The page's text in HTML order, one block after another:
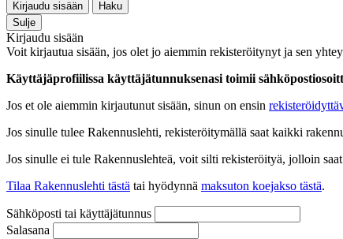
Kirjaudu sisään
Haku
Sulje
Kirjaudu sisään
Voit kirjautua sisään, jos olet jo aiemmin rekisteröitynyt ja sen
Käyttäjäprofiilissa käyttäjätunnuksenasi toimii
Jos et ole aiemmin kirjautunut sisään, sinun on ensin
Jos sinulle tulee Rakennuslehti, rekisteröitymällä saat kaikki
Jos sinulle ei tule Rakennuslehteä, voit silti rekisteröityä, jolloin
Tilaa Rakennuslehti tästä tai hyödynnä maksuton koejakso tästä.
Sähköposti tai käyttäjätunnus
Salasana